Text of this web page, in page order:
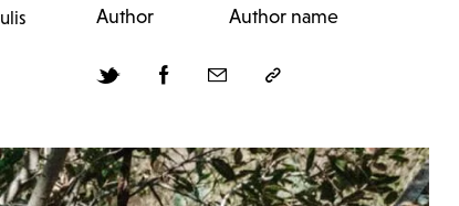
Author Author name